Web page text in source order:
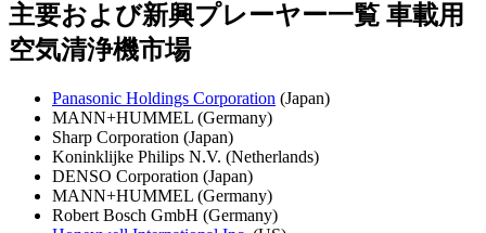
主要および新興プレーヤー一覧 車載用
空気清浄機市場
Panasonic Holdings Corporation (Japan)
MANN+HUMMEL (Germany)
Sharp Corporation (Japan)
Koninklijke Philips N.V. (Netherlands)
DENSO Corporation (Japan)
MANN+HUMMEL (Germany)
Robert Bosch GmbH (Germany)